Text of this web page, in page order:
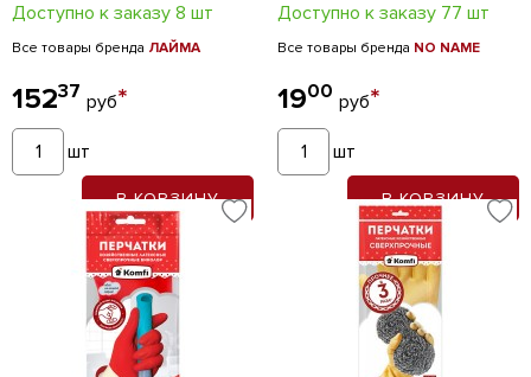
Доступно к заказу 8 шт
Все товары бренда ЛАЙМА
15237 руб*
шт
В КОРЗИНУ
Доступно к заказу 77 шт
Все товары бренда NO NAME
1900 руб*
шт
В КОРЗИНУ